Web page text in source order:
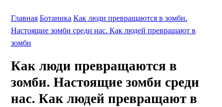
Главная Ботаника Как люди превращаются в зомби.
Настоящие зомби среди нас. Как людей превращают в
зомби
Как люди превращаются в
зомби. Настоящие зомби среди
нас. Как людей превращают в